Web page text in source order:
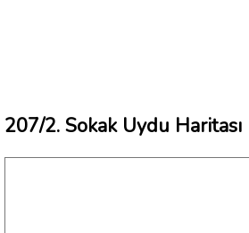
207/2. Sokak Uydu Haritası